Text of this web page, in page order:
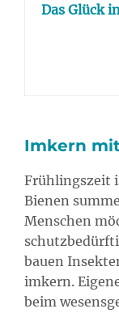
Das Glück
Imkern
Frühlingszeit
Bienen
Menschen
bauen
imkern.
beim